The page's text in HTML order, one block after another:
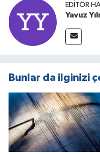
EDITÖR
Yavuz
Bunlar da ilginizi